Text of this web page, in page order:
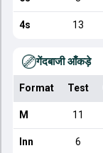
4s 13
गेंदबाजी आँकड़े
Format Test
M 11
Inn 6